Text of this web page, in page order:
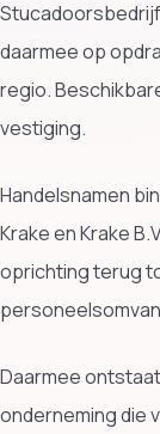
daarmee op
regio.
vestiging.
Handelsnamen
Krake en Krake
oprichting terug
Daarmee
onderneming die